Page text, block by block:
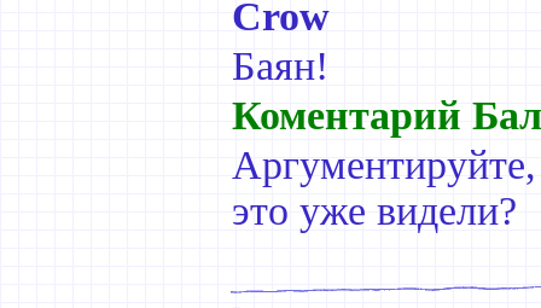
Crow
Баян!
Коментарий
это уже видели?